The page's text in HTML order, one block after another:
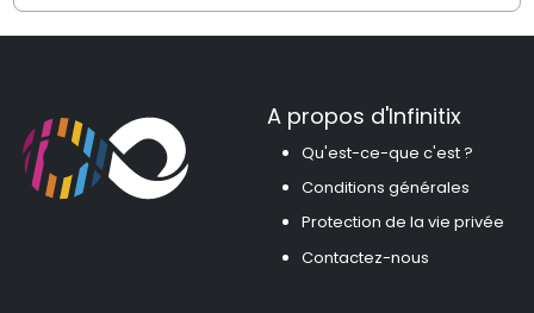
A propos d'Infinitix
Qu'est-ce-que c'est ?
Conditions générales
Protection de la vie privée
Contactez-nous